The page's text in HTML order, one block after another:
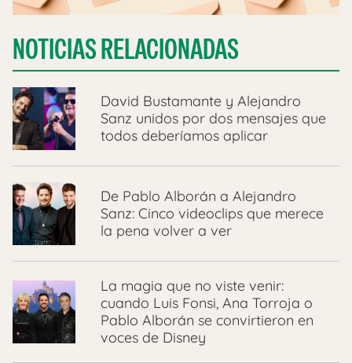
NOTICIAS RELACIONADAS
David Bustamante y Alejandro
Sanz unidos por dos mensajes que
todos deberíamos aplicar
De Pablo Alborán a Alejandro
Sanz: Cinco videoclips que merece
la pena volver a ver
La magia que no viste venir:
cuando Luis Fonsi, Ana Torroja o
Pablo Alborán se convirtieron en
voces de Disney